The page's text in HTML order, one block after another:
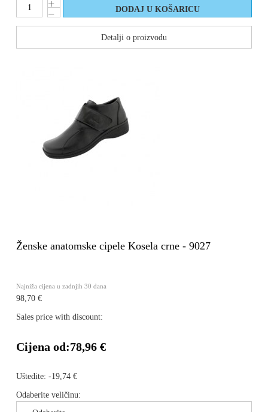
Detalji o proizvodu
Ženske anatomske cipele Kosela crne - 9027
Najniža cijena u zadnjih 30 dana
98,70 €
Sales price with discount:
Cijena od:78,96 €
Uštedite: -19,74 €
Odaberite veličinu: